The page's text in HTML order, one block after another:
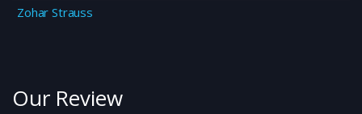
Zohar Strauss
Our Review